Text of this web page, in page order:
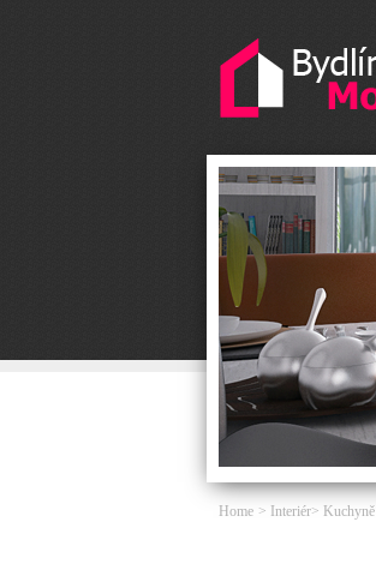
Home Interiér Kuchyně